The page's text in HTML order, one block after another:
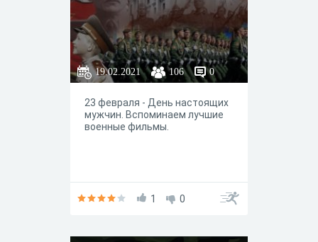
19.02.2021 106 0
23 февраля - День настоящих
мужчин. Вспоминаем лучшие
военные фильмы.
1 0